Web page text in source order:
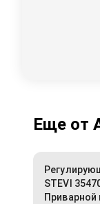
Еще от
STEVI
Приварной